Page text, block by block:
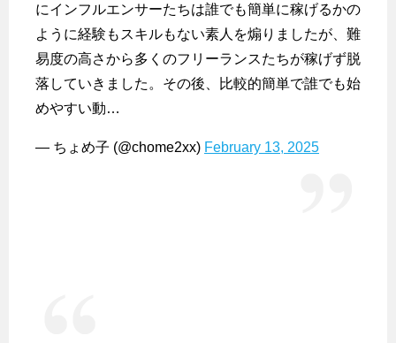
にインフルエンサーたちは誰でも簡単に稼げるかの
ように経験もスキルもない素人を煽りましたが、難
易度の高さから多くのフリーランスたちが稼げず脱
落していきました。その後、比較的簡単で誰でも始
めやすい動…
— ちょめ子 (@chome2xx) February 13, 2025